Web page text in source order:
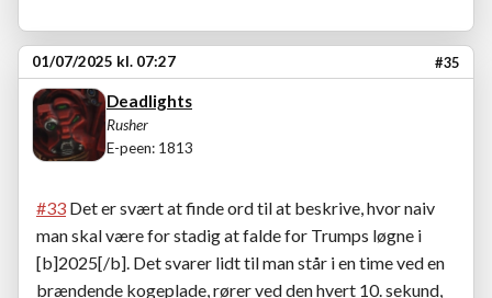
01/07/2025 kl. 07:27 #35
Deadlights
Rusher
E-peen: 1813
#33 Det er svært at finde ord til at beskrive, hvor naiv
man skal være for stadig at falde for Trumps løgne i
[b]2025[/b]. Det svarer lidt til man står i en time ved en
brændende kogeplade, rører ved den hvert 10. sekund,